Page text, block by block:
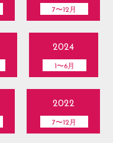
7〜12月
2024
1〜6月
2022
7〜12月